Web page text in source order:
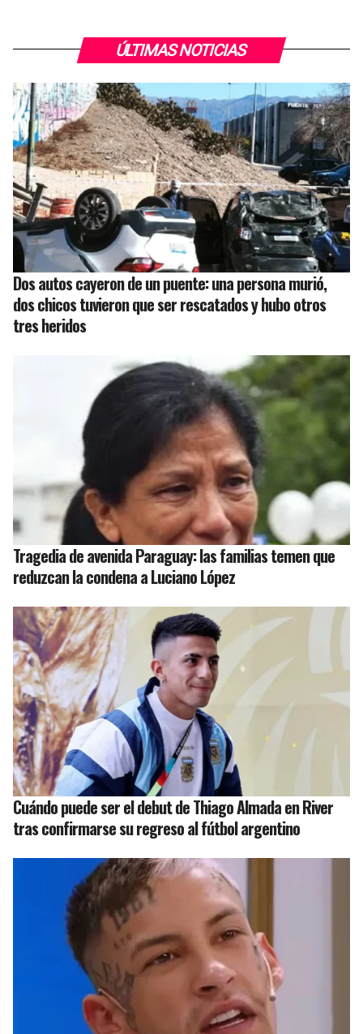
ÚLTIMAS NOTICIAS
Dos autos cayeron de un puente: una persona murió,
dos chicos tuvieron que ser rescatados y hubo otros
tres heridos
Tragedia de avenida Paraguay: las familias temen que
reduzcan la condena a Luciano López
Cuándo puede ser el debut de Thiago Almada en River
tras confirmarse su regreso al fútbol argentino